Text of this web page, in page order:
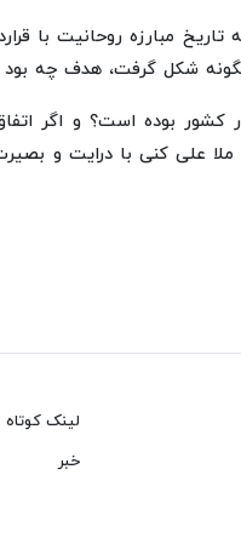
مبارزه روحانیت با
چگونه شکل گرفت، هدف چه
کشور بوده است؟ و اگر
علی کنی با درایت و
لینک کوتاه
خبر